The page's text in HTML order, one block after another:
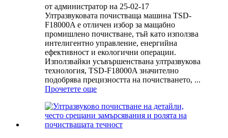
от администратор на 25-02-17
Ултразвуковата почистваща машина TSD-
F18000A е отличен избор за мащабно
промишлено почистване, тъй като използва
интелигентно управление, енергийна
ефективност и екологични операции.
Използвайки усъвършенствана ултразвукова
технология, TSD-F18000A значително
подобрява прецизността на почистването, ...
Прочетете още